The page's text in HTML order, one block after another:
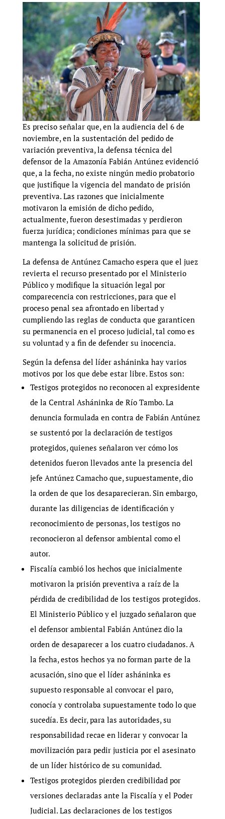
Es preciso señalar que, en la audiencia del 6 de
noviembre, en la sustentación del pedido de
variación preventiva, la defensa técnica del
defensor de la Amazonía Fabián Antúnez evidenció
que, a la fecha, no existe ningún medio probatorio
que justifique la vigencia del mandato de prisión
preventiva. Las razones que inicialmente
motivaron la emisión de dicho pedido,
actualmente, fueron desestimadas y perdieron
fuerza jurídica; condiciones mínimas para que se
mantenga la solicitud de prisión.
La defensa de Antúnez Camacho espera que el juez
revierta el recurso presentado por el Ministerio
Público y modifique la situación legal por
comparecencia con restricciones, para que el
proceso penal sea afrontado en libertad y
cumpliendo las reglas de conducta que garanticen
su permanencia en el proceso judicial, tal como es
su voluntad y a fin de defender su inocencia.
Según la defensa del líder asháninka hay varios
motivos por los que debe estar libre. Estos son:
Testigos protegidos no reconocen al expresidente
de la Central Asháninka de Río Tambo. La
denuncia formulada en contra de Fabián Antúnez
se sustentó por la declaración de testigos
protegidos, quienes señalaron ver cómo los
detenidos fueron llevados ante la presencia del
jefe Antúnez Camacho que, supuestamente, dio
la orden de que los desaparecieran. Sin embargo,
durante las diligencias de identificación y
reconocimiento de personas, los testigos no
reconocieron al defensor ambiental como el
autor.
Fiscalía cambió los hechos que inicialmente
motivaron la prisión preventiva a raíz de la
pérdida de credibilidad de los testigos protegidos.
El Ministerio Público y el juzgado señalaron que
el defensor ambiental Fabián Antúnez dio la
orden de desaparecer a los cuatro ciudadanos. A
la fecha, estos hechos ya no forman parte de la
acusación, sino que el líder asháninka es
supuesto responsable al convocar el paro,
conocía y controlaba supuestamente todo lo que
sucedía. Es decir, para las autoridades, su
responsabilidad recae en liderar y convocar la
movilización para pedir justicia por el asesinato
de un líder histórico de su comunidad.
Testigos protegidos pierden credibilidad por
versiones declaradas ante la Fiscalía y el Poder
Judicial. Las declaraciones de los testigos